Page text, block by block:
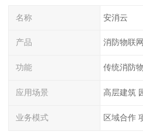
名称 安消云
产品 消防物联
功能 传统消防
应用场景 高层建筑
业务模式 区域合作